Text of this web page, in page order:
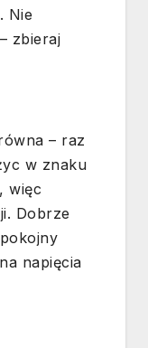
Nie
zbieraj
– raz
w znaku
więc
Dobrze
napięcia